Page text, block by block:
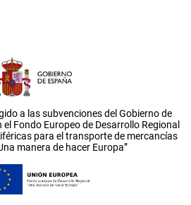
a las subvenciones del Gobierno de
Fondo Europeo de Desarrollo Regional
para el transporte de mercancías
manera de hacer Europa”